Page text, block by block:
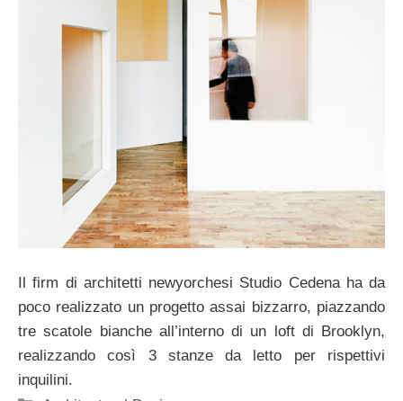
Il firm di architetti newyorchesi Studio Cedena ha da
poco realizzato un progetto assai bizzarro, piazzando
tre scatole bianche all’interno di un loft di Brooklyn,
realizzando così 3 stanze da letto per rispettivi
inquilini.